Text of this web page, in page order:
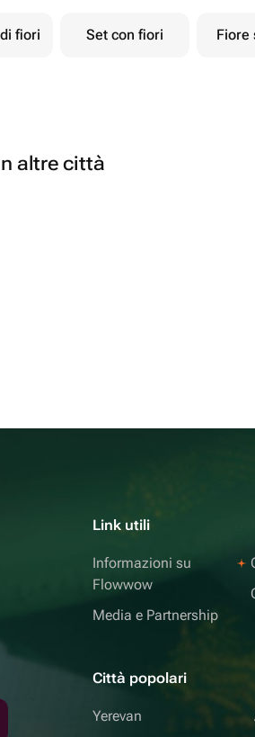
fiori Set con fiori Fiore
altre città
Link utili
Informazioni su
Flowwow
Media e Partnership
Città popolari
Yerevan